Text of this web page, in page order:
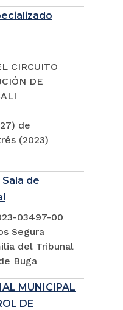
CIRCUITO
DE
de
(2023)
de
03497-00
Segura
del Tribunal
Buga
MUNICIPAL
DE